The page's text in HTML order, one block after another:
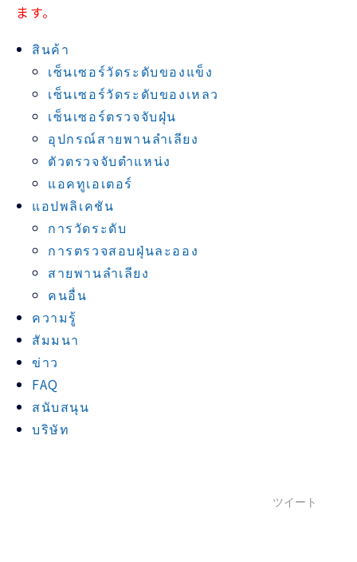
ます。
สินค้า
เซ็นเซอร์วัดระดับของแข็ง
เซ็นเซอร์วัดระดับของเหลว
เซ็นเซอร์ตรวจจับฝุ่น
อุปกรณ์สายพานลำเลียง
ตัวตรวจจับตำแหน่ง
แอคทูเอเตอร์
แอปพลิเคชัน
การวัดระดับ
การตรวจสอบฝุ่นละออง
สายพานลำเลียง
คนอื่น
ความรู้
สัมมนา
ข่าว
FAQ
สนับสนุน
บริษัท
ツイート